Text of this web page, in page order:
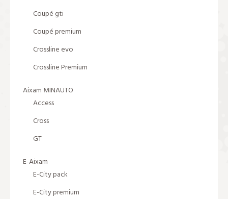
Coupé gti
Coupé premium
Crossline evo
Crossline Premium
Aixam MINAUTO
Access
Cross
GT
E-Aixam
E-City pack
E-City premium